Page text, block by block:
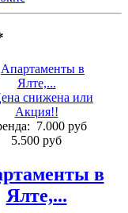
7.000 руб
5.500 руб
в
Ялте,...